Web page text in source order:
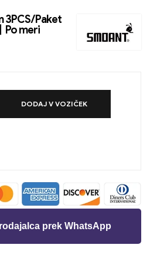
3PCS/Paket
Po meri
DODAJ V VOZIČEK
prek WhatsApp